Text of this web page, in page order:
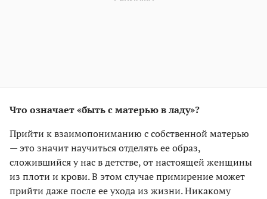
Что означает «быть с матерью в ладу»?
Прийти к взаимопониманию с собственной матерью
— это значит научиться отделять ее образ,
сложившийся у нас в детстве, от настоящей женщины
из плоти и крови. В этом случае примирение может
прийти даже после ее ухода из жизни. Никакому